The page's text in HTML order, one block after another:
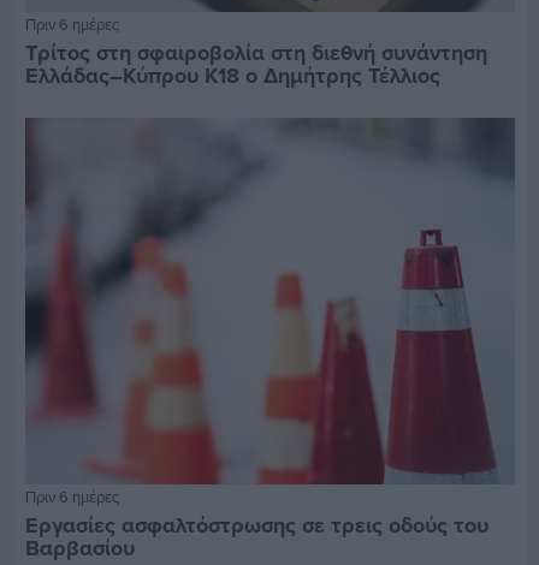
Πριν 6 ημέρες
Τρίτος στη σφαιροβολία στη διεθνή συνάντηση
Ελλάδας–Κύπρου Κ18 ο Δημήτρης Τέλλιος
Πριν 6 ημέρες
Εργασίες ασφαλτόστρωσης σε τρεις οδούς του
Βαρβασίου